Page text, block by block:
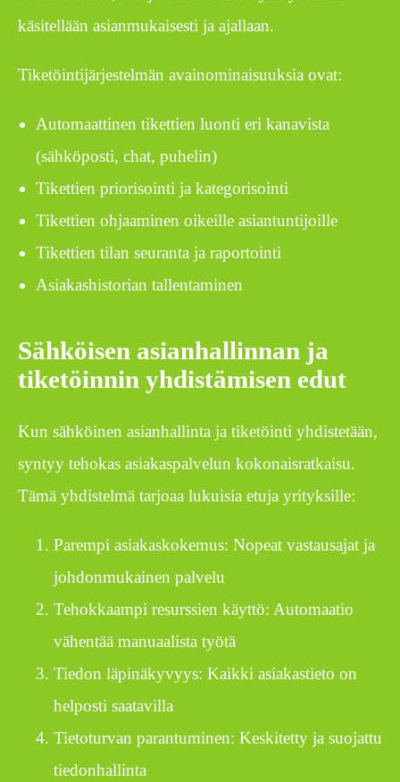
käsitellään asianmukaisesti ja ajallaan.
Tiketöintijärjestelmän avainominaisuuksia ovat:
Automaattinen tikettien luonti eri kanavista
(sähköposti, chat, puhelin)
Tikettien priorisointi ja kategorisointi
Tikettien ohjaaminen oikeille asiantuntijoille
Tikettien tilan seuranta ja raportointi
Asiakashistorian tallentaminen
Sähköisen asianhallinnan ja
tiketöinnin yhdistämisen edut
Kun sähköinen asianhallinta ja tiketöinti yhdistetään,
syntyy tehokas asiakaspalvelun kokonaisratkaisu.
Tämä yhdistelmä tarjoaa lukuisia etuja yrityksille:
Parempi asiakaskokemus: Nopeat vastausajat ja
johdonmukainen palvelu
Tehokkaampi resurssien käyttö: Automaatio
vähentää manuaalista työtä
Tiedon läpinäkyvyys: Kaikki asiakastieto on
helposti saatavilla
Tietoturvan parantuminen: Keskitetty ja suojattu
tiedonhallinta